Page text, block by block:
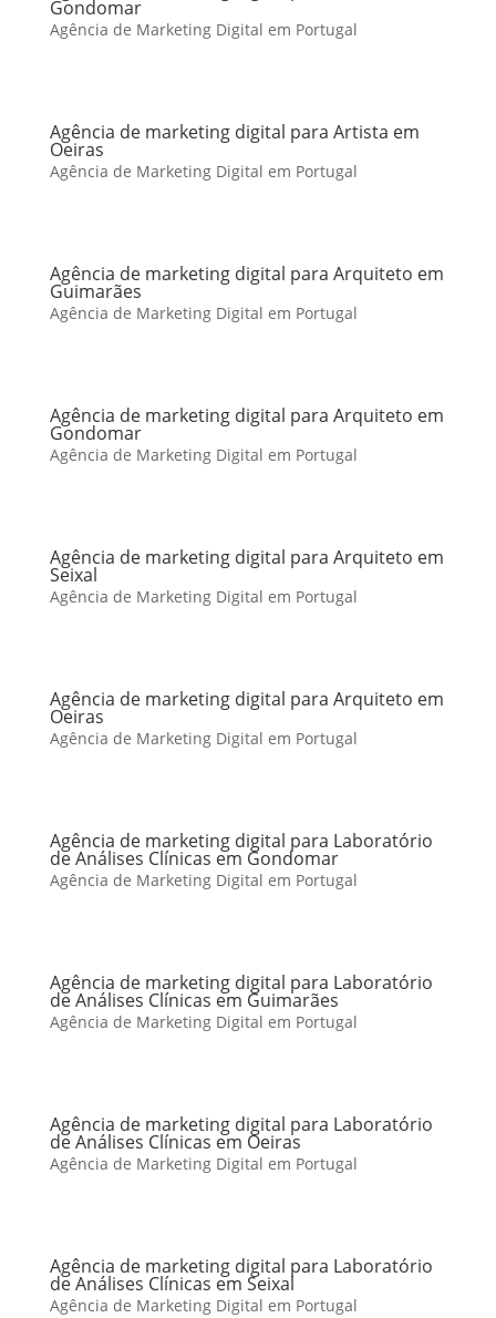
Gondomar
Agência de Marketing Digital em Portugal
Agência de marketing digital para Artista em
Oeiras
Agência de Marketing Digital em Portugal
Agência de marketing digital para Arquiteto em
Guimarães
Agência de Marketing Digital em Portugal
Agência de marketing digital para Arquiteto em
Gondomar
Agência de Marketing Digital em Portugal
Agência de marketing digital para Arquiteto em
Seixal
Agência de Marketing Digital em Portugal
Agência de marketing digital para Arquiteto em
Oeiras
Agência de Marketing Digital em Portugal
Agência de marketing digital para Laboratório
de Análises Clínicas em Gondomar
Agência de Marketing Digital em Portugal
Agência de marketing digital para Laboratório
de Análises Clínicas em Guimarães
Agência de Marketing Digital em Portugal
Agência de marketing digital para Laboratório
de Análises Clínicas em Oeiras
Agência de Marketing Digital em Portugal
Agência de marketing digital para Laboratório
de Análises Clínicas em Seixal
Agência de Marketing Digital em Portugal